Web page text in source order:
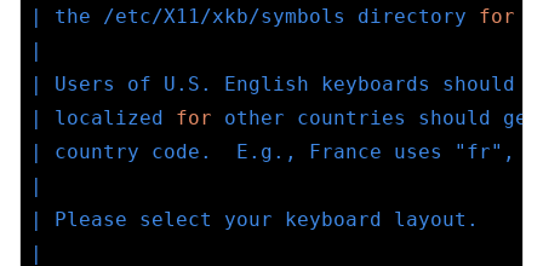
| the /etc/X11/xkb/symbols directory for
|
| Users of U.S. English keyboards
| localized for other countries should
| country code.  E.g., France uses "fr",
|
| Please select your keyboard
|